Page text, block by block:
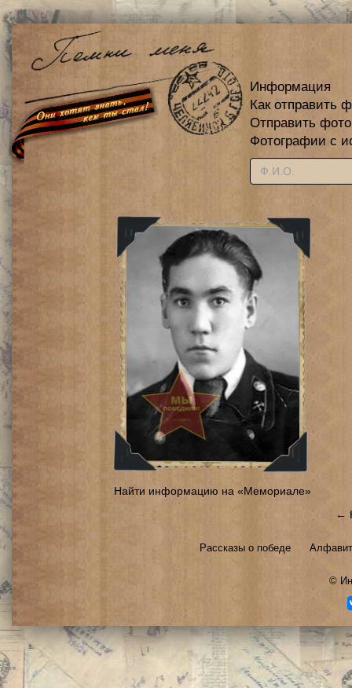
Информация
Как отправить
Отправить
Фотографии с
Найти информацию на «Мемориале»
←
Рассказы о победе
©